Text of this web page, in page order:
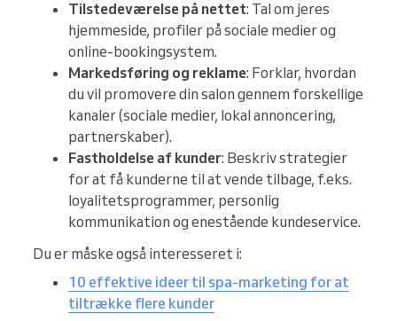
Tilstedeværelse på nettet: Tal om jeres
hjemmeside, profiler på sociale medier og
online-bookingsystem.
Markedsføring og reklame: Forklar, hvordan
du vil promovere din salon gennem forskellige
kanaler (sociale medier, lokal annoncering,
partnerskaber).
Fastholdelse af kunder: Beskriv strategier
for at få kunderne til at vende tilbage, f.eks.
loyalitetsprogrammer, personlig
kommunikation og enestående kundeservice.
Du er måske også interesseret i:
10 effektive ideer til spa-marketing for at
tiltrække flere kunder